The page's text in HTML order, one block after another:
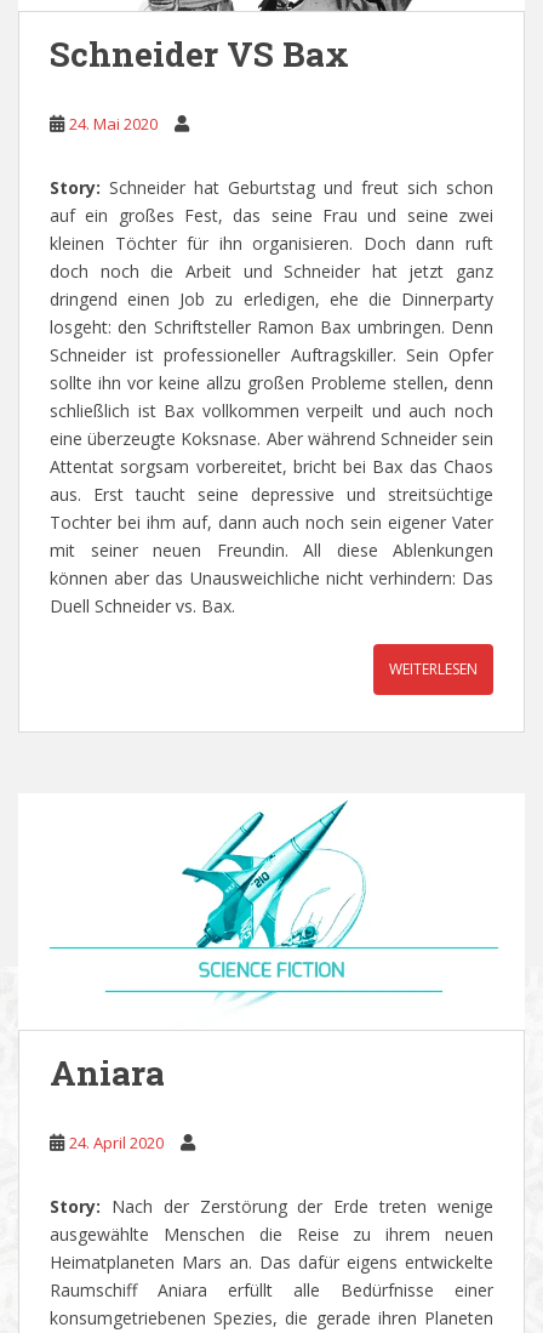
Schneider VS Bax
24. Mai 2020
Story: Schneider hat Geburtstag und freut sich schon
auf ein großes Fest, das seine Frau und seine zwei
kleinen Töchter für ihn organisieren. Doch dann ruft
doch noch die Arbeit und Schneider hat jetzt ganz
dringend einen Job zu erledigen, ehe die Dinnerparty
losgeht: den Schriftsteller Ramon Bax umbringen. Denn
Schneider ist professioneller Auftragskiller. Sein Opfer
sollte ihn vor keine allzu großen Probleme stellen, denn
schließlich ist Bax vollkommen verpeilt und auch noch
eine überzeugte Koksnase. Aber während Schneider sein
Attentat sorgsam vorbereitet, bricht bei Bax das Chaos
aus. Erst taucht seine depressive und streitsüchtige
Tochter bei ihm auf, dann auch noch sein eigener Vater
mit seiner neuen Freundin. All diese Ablenkungen
können aber das Unausweichliche nicht verhindern: Das
Duell Schneider vs. Bax.
WEITERLESEN
Aniara
24. April 2020
Story: Nach der Zerstörung der Erde treten wenige
ausgewählte Menschen die Reise zu ihrem neuen
Heimatplaneten Mars an. Das dafür eigens entwickelte
Raumschiff Aniara erfüllt alle Bedürfnisse einer
konsumgetriebenen Spezies, die gerade ihren Planeten